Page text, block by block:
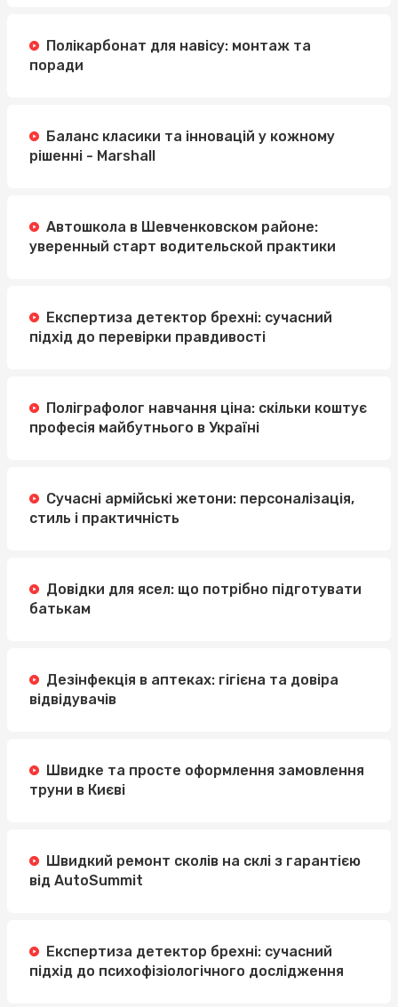
Полікарбонат для навісу: монтаж та
поради
Баланс класики та інновацій у кожному
рішенні - Marshall
Автошкола в Шевченковском районе:
уверенный старт водительской практики
Експертиза детектор брехні: сучасний
підхід до перевірки правдивості
Поліграфолог навчання ціна: скільки коштує
професія майбутнього в Україні
Сучасні армійські жетони: персоналізація,
стиль і практичність
Довідки для ясел: що потрібно підготувати
батькам
Дезінфекція в аптеках: гігієна та довіра
відвідувачів
Швидке та просте оформлення замовлення
труни в Києві
Швидкий ремонт сколів на склі з гарантією
від AutoSummit
Експертиза детектор брехні: сучасний
підхід до психофізіологічного дослідження